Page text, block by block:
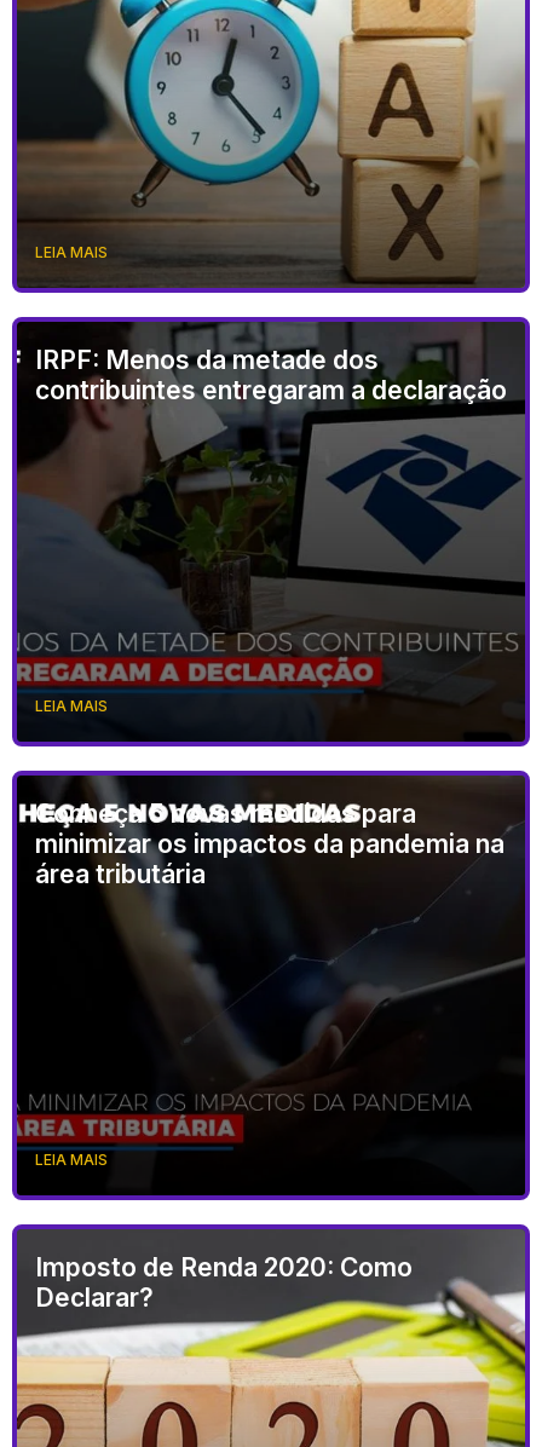
LEIA MAIS
IRPF: Menos da metade dos
contribuintes entregaram a declaração
LEIA MAIS
Conheça 5 novas medidas para
minimizar os impactos da pandemia na
área tributária
LEIA MAIS
Imposto de Renda 2020: Como
Declarar?